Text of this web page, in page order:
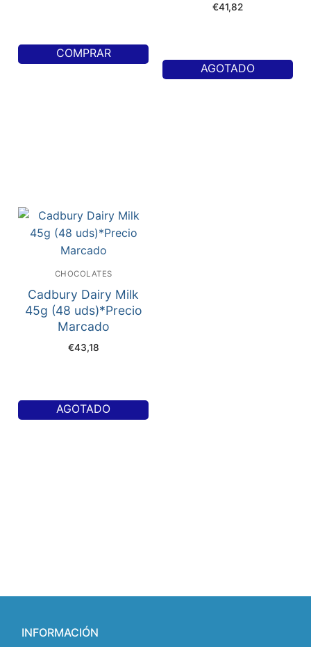
COMPRAR
€41,82
AGOTADO
CHOCOLATES
Cadbury Dairy Milk
45g (48 uds)*Precio
Marcado
€43,18
AGOTADO
INFORMACIÓN